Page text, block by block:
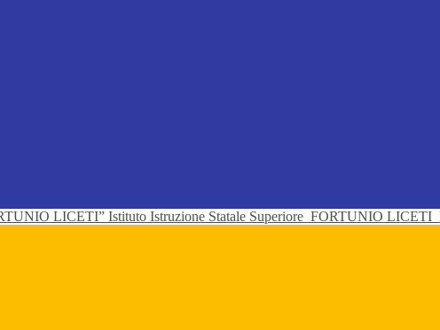
Istituto Istruzione Statale Superiore FORTUNIO LICETI